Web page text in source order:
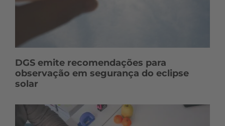
DGS emite recomendações para
observação em segurança do eclipse
solar